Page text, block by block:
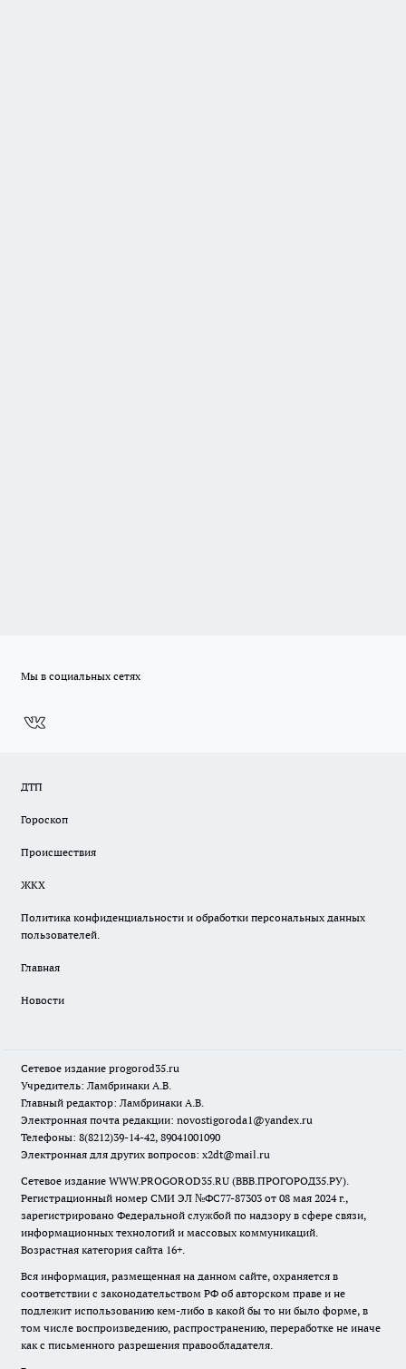
Мы в социальных сетях
ДТП
Гороскоп
Происшествия
ЖКХ
Политика конфиденциальности и обработки персональных данных
пользователей.
Главная
Новости
Сетевое издание progorod35.ru
Учредитель: Ламбринаки А.В.
Главный редактор: Ламбринаки А.В.
Электронная почта редакции: novostigoroda1@yandex.ru
Телефоны: 8(8212)39-14-42, 89041001090
Электронная для других вопросов: x2dt@mail.ru
Сетевое издание WWW.PROGOROD35.RU (ВВВ.ПРОГОРОД35.РУ).
Регистрационный номер СМИ ЭЛ №ФС77-87303 от 08 мая 2024 г.,
зарегистрировано Федеральной службой по надзору в сфере связи,
информационных технологий и массовых коммуникаций.
Возрастная категория сайта 16+.
Вся информация, размещенная на данном сайте, охраняется в
соответствии с законодательством РФ об авторском праве и не
подлежит использованию кем-либо в какой бы то ни было форме, в
том числе воспроизведению, распространению, переработке не иначе
как с письменного разрешения правообладателя.